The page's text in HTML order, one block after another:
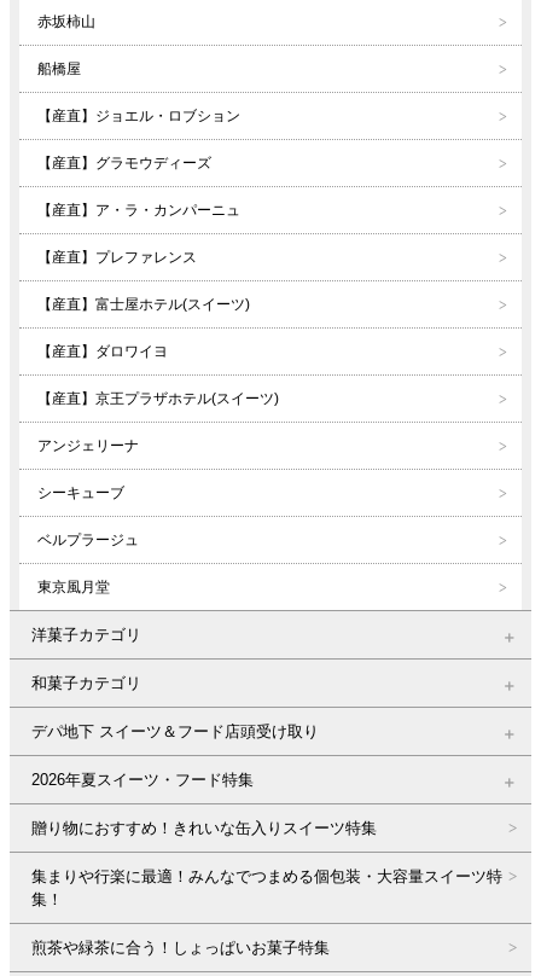
赤坂柿山
船橋屋
【産直】ジョエル・ロブション
【産直】グラモウディーズ
【産直】ア・ラ・カンパーニュ
【産直】プレファレンス
【産直】富士屋ホテル(スイーツ)
【産直】ダロワイヨ
【産直】京王プラザホテル(スイーツ)
アンジェリーナ
シーキューブ
ベルプラージュ
東京風月堂
洋菓子カテゴリ
和菓子カテゴリ
デパ地下 スイーツ＆フード店頭受け取り
2026年夏スイーツ・フード特集
贈り物におすすめ！きれいな缶入りスイーツ特集
集まりや行楽に最適！みんなでつまめる個包装・大容量スイーツ特
集！
煎茶や緑茶に合う！しょっぱいお菓子特集